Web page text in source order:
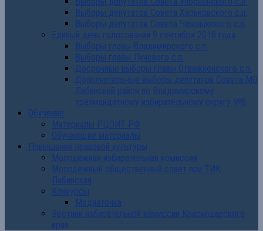
Выборы депутатов Совета Харьковского с.п.
Выборы депутатов Совета Чамлыкского с.п.
Единый день голосования 9 сентября 2018 года
Выборы главы Владимирского с.п.
Выборы главы Лучевого с.п.
Досрочные выборы главы Отважненского с.п.
Дополнительные выборы депутатов Совета МО
Лабинский район по Владимирскому
трехмандатному избирательному округу №6
Обучение
Материалы РЦОИТ РФ
Обучающие материалы
Повышение правовой культуры
Молодежная избирательная комиссия
Молодежный общественный совет при ТИК
Лабинская
Конкурсы
Медиаточка
Вестник избирательной комиссии Краснодарского
края